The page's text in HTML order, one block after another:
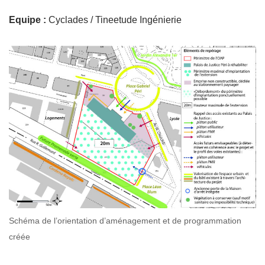
Equipe : Cyclades / Tineetude Ingénierie
Schéma de l’orientation d’aménagement et de programmation
créée